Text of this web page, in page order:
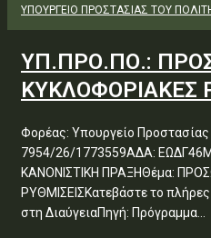
ΥΠΟΥΡΓΕΊΟ ΠΡΟΣΤΑΣΊΑΣ ΤΟΥ
ΥΠ.ΠΡΟ.ΠΟ.:
ΚΥΚΛΟΦΟΡΙΑΚΕΣ
Φορέας: Υπουργείο
7954/26/1773559ΑΔΑ:
ΚΑΝΟΝΙΣΤΙΚΗ ΠΡΑΞΗΘέμα:
ΡΥΘΜΙΣΕΙΣΚατεβάστε το
στη ΔιαύγειαΠηγή: Πρόγραμμα...